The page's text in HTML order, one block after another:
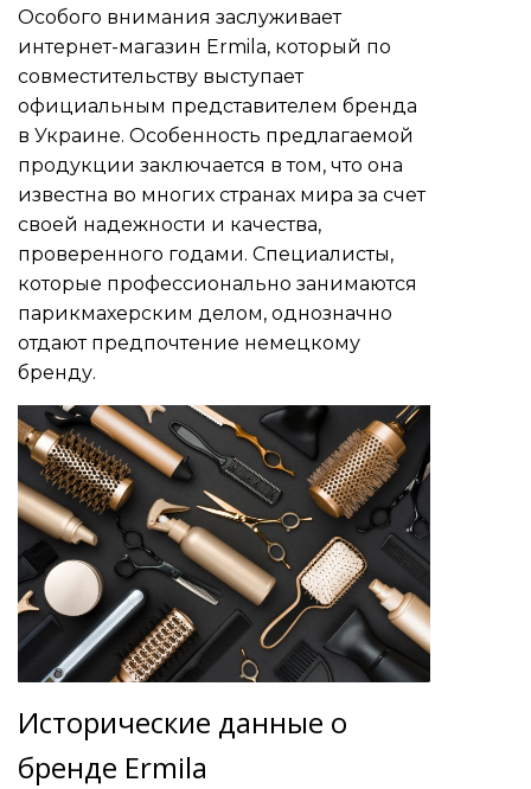
Особого внимания заслуживает
интернет-магазин Ermila, который по
совместительству выступает
официальным представителем бренда
в Украине. Особенность предлагаемой
продукции заключается в том, что она
известна во многих странах мира за счет
своей надежности и качества,
проверенного годами. Специалисты,
которые профессионально занимаются
парикмахерским делом, однозначно
отдают предпочтение немецкому
бренду.
Исторические данные о
бренде Ermila